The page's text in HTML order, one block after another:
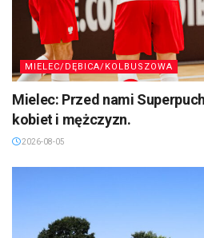
MIELEC/DĘBICA/KOLBUSZOWA
Mielec: Przed nami
kobiet i mężczyzn.
2026-08-05